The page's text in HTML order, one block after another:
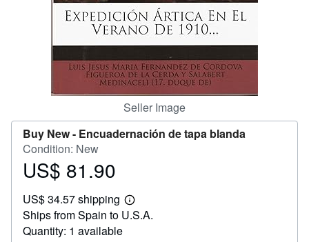
Seller Image
Buy New - Encuadernación de tapa blanda
Condition: New
Price
81.90
US$ 81.90
US$ 34.57 shipping
Learn
more
Ships from Spain to U.S.A.
Quantity: 1 available